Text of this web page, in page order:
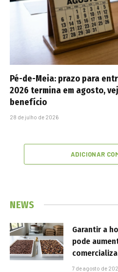
Pé-de-Meia: prazo para
2026 termina em agosto,
benefício
28 de julho de 2026
ADICIONAR
NEWS
Garantir a
pode
7 de agosto de